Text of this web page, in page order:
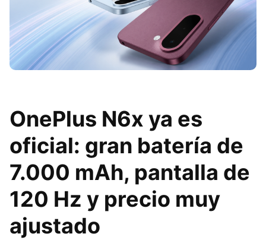
OnePlus N6x ya es
oficial: gran batería de
7.000 mAh, pantalla de
120 Hz y precio muy
ajustado